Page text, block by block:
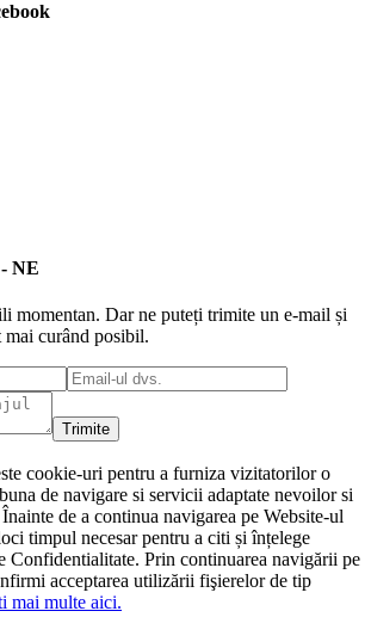
NE
momentan. Dar ne puteți trimite un e-mail și
mai curând posibil.
Trimite
cookie-uri pentru a furniza vizitatorilor o
de navigare si servicii adaptate nevoilor si
de a continua navigarea pe Website-ul
timpul necesar pentru a citi și înțelege
Confidentialitate. Prin continuarea navigării pe
acceptarea utilizării fişierelor de tip
mai multe aici.